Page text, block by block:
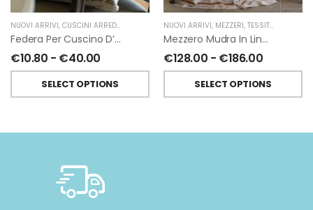
NUOVI ARRIVI, CUSCINI ARREDO TESSITURA TOSCANA TELERIE
Federa Per Cuscino D’arredo Mudra In Lino Di Tessitura Toscana Telerie
€10.80 - €40.00
SELECT OPTIONS
NUOVI ARRIVI, MEZZERI, TESSITURA TOSCANA TELERIE
Mezzero Mudra In Lino Di Tessitura Toscana Telerie
€128.00 - €186.00
SELECT OPTIONS